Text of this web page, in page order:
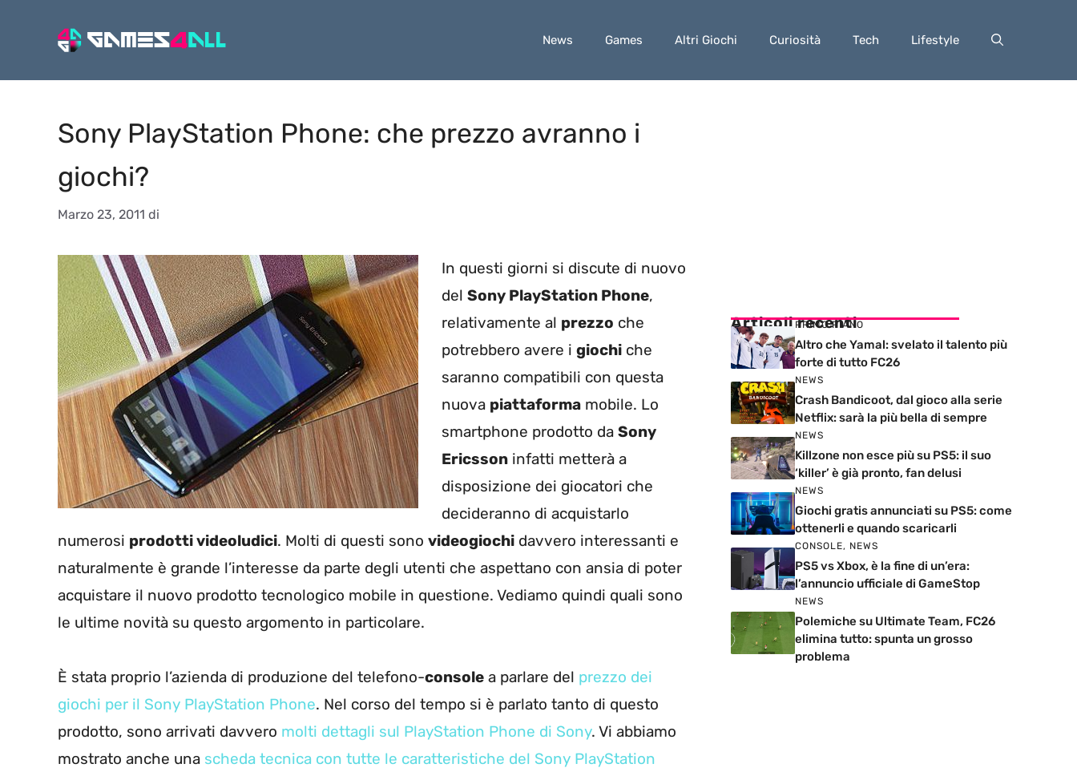
News Games Altri Giochi Curiosità Tech Lifestyle
Sony PlayStation Phone: che prezzo avranno i
giochi?
Marzo 23, 2011 di
In questi giorni si discute di nuovo
del Sony PlayStation Phone,
relativamente al prezzo che
potrebbero avere i giochiche
saranno compatibili con questa
nuova piattaformamobile. Lo
smartphone prodotto da Sony
Ericssoninfatti metterà a
disposizione dei giocatori che
decideranno di acquistarlo
numerosi prodotti videoludici. Molti di questi sono videogiochi davvero interessanti e
naturalmente è grande l’interesse da parte degli utenti che aspettano con ansia di poter
acquistare il nuovo prodotto tecnologico mobile in questione. Vediamo quindi quali sono
le ultime novità su questo argomento in particolare.
È stata proprio l’azienda di produzione del telefono-console a parlare del prezzo dei
giochi per il Sony PlayStation Phone. Nel corso del tempo si è parlato tanto di questo
prodotto, sono arrivati davvero molti dettagli sul PlayStation Phone di Sony. Vi abbiamo
mostrato anche una scheda tecnica con tutte le caratteristiche del Sony PlayStation
Articoli recenti
PRIMO PIANO
Altro che Yamal: svelato il talento più
forte di tutto FC26
NEWS
Crash Bandicoot, dal gioco alla serie
Netflix: sarà la più bella di sempre
NEWS
Killzone non esce più su PS5: il suo
‘killer’ è già pronto, fan delusi
NEWS
Giochi gratis annunciati su PS5: come
ottenerli e quando scaricarli
CONSOLE, NEWS
PS5 vs Xbox, è la fine di un’era:
l’annuncio ufficiale di GameStop
NEWS
Polemiche su Ultimate Team, FC26
elimina tutto: spunta un grosso
problema